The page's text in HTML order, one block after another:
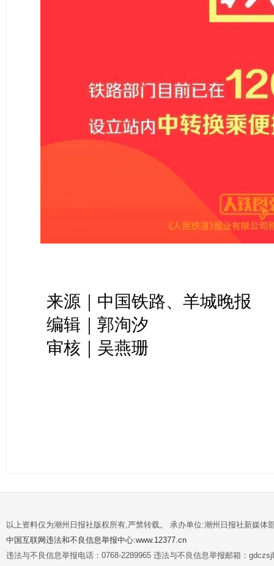
来源｜中国铁路、羊城晚报
编辑｜郭洵汐
审核｜吴燕珊
以上资料仅为潮州日报社版权所有,严禁转载。 承办单位:潮州日报社新媒体
中国互联网违法和不良信息举报中心:www.12377.cn
违法与不良信息举报电话：0768-2289965 违法与不良信息举报邮箱：